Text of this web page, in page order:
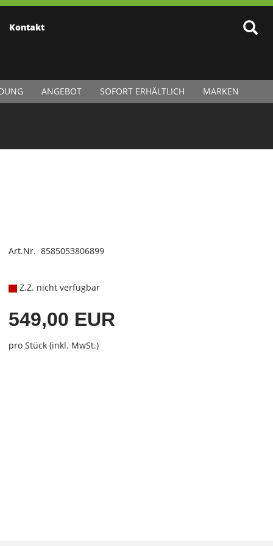
Kontakt
ANGEBOT SOFORT ERHÄLTLICH MARKEN
Art.Nr. 8585053806899
Z.Z. nicht verfügbar
549,00 EUR
pro Stück (inkl. MwSt.)